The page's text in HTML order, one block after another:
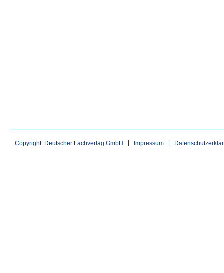
Copyright: Deutscher Fachverlag GmbH Impressum